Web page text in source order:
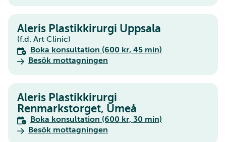
Aleris Plastikkirurgi Uppsala
(f.d. Art Clinic)
Boka konsultation (600 kr, 45 min)
Besök mottagningen
Aleris Plastikkirurgi
Renmarkstorget, Umeå
Boka konsultation (600 kr, 30 min)
Besök mottagningen